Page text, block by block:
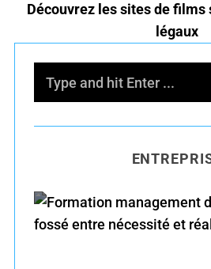
Découvrez les sites de
légaux
f
o